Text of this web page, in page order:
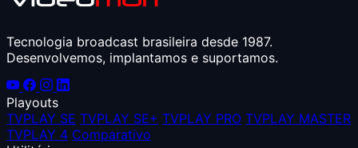
Tecnologia broadcast brasileira desde 1987.
Desenvolvemos, implantamos e suportamos.
Playouts
TVPLAY SE TVPLAY SE+ TVPLAY PRO TVPLAY MASTER
TVPLAY 4 Comparativo